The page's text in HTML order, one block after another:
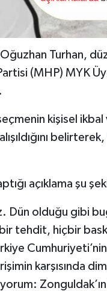
Turhan,
(MHP) MYK
kişisel
belirterek,
açıklama şu
Dün olduğu gibi
tehdit, hiçbir
karşısında